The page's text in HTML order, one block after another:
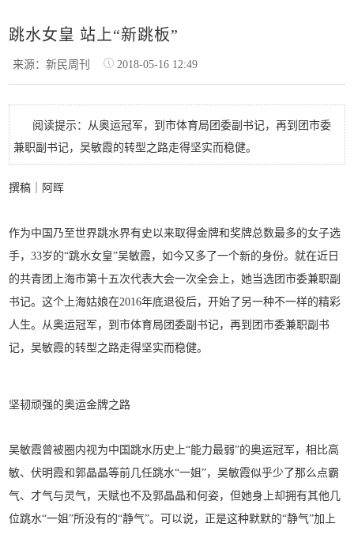
跳水女皇 站上“新跳板”
来源：新民周刊 2018-05-16 12:49
阅读提示：从奥运冠军，到市体育局团委副书记，再到团市委
兼职副书记，吴敏霞的转型之路走得坚实而稳健。
撰稿｜阿晖
作为中国乃至世界跳水界有史以来取得金牌和奖牌总数最多的女子选
手，33岁的“跳水女皇”吴敏霞，如今又多了一个新的身份。就在近日
的共青团上海市第十五次代表大会一次全会上，她当选团市委兼职副
书记。这个上海姑娘在2016年底退役后，开始了另一种不一样的精彩
人生。从奥运冠军，到市体育局团委副书记，再到团市委兼职副书
记，吴敏霞的转型之路走得坚实而稳健。
坚韧顽强的奥运金牌之路
吴敏霞曾被圈内视为中国跳水历史上“能力最弱”的奥运冠军，相比高
敏、伏明霞和郭晶晶等前几任跳水“一姐”，吴敏霞似乎少了那么点霸
气、才气与灵气，天赋也不及郭晶晶和何姿，但她身上却拥有其他几
位跳水“一姐”所没有的“静气”。可以说，正是这种默默的“静气”加上